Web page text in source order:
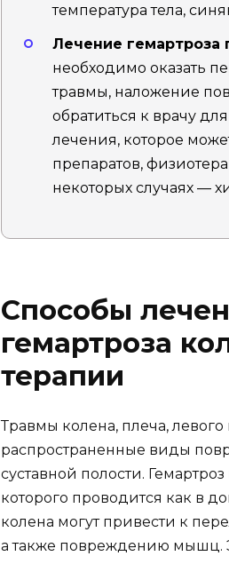
температура тела,
Лечение гемартроза
необходимо оказать
травмы, наложение
обратиться к врачу
лечения, которое
препаратов,
некоторых случаях —
Способы
гемартроза
терапии
Травмы колена, плеча,
распространенные виды
суставной полости.
которого проводится как в
колена могут привести к
а также повреждению мышц.